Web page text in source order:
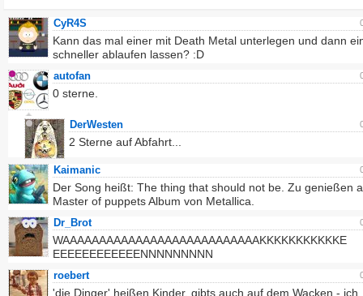
CyR4S
Kann das mal einer mit Death Metal unterlegen und dann
schneller ablaufen lassen? :D
autofan
0 sterne.
DerWesten
2 Sterne auf Abfahrt...
Kaimanic
Der Song heißt: The thing that should not be. Zu genießen
Master of puppets Album von Metallica.
Dr_Brot
WAAAAAAAAAAAAAAAAAAAAAAAAAAAKKKKKKKKKKKE
EEEEEEEEEEEENNNNNNNNN
roebert
'die Dinger' heißen Kinder, gibts auch auf dem Wacken - ich